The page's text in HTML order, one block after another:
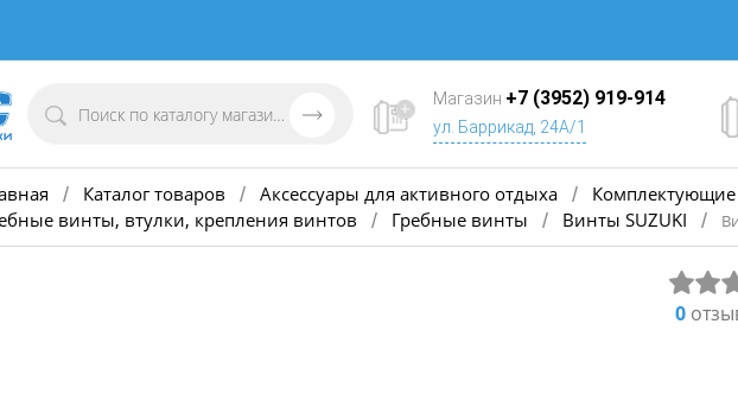
Магазин +7 (3952) 919-914
ул. Баррикад, 24А/1
/ Каталог товаров / Аксессуары для активного отдыха /
винты, втулки, крепления винтов
/ Гребные винты / Винты SUZUKI /
0